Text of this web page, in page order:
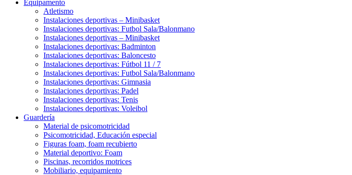
Equipamento
Atletismo
Instalaciones deportivas – Minibasket
Instalaciones deportivas: Futbol Sala/Balonmano
Instalaciones deportivas – Minibasket
Instalaciones deportivas: Badminton
Instalaciones deportivas: Baloncesto
Instalaciones deportivas: Fútbol 11 / 7
Instalaciones deportivas: Futbol Sala/Balonmano
Instalaciones deportivas: Gimnasia
Instalaciones deportivas: Padel
Instalaciones deportivas: Tenis
Instalaciones deportivas: Voleibol
Guardería
Material de psicomotricidad
Psicomotricidad, Educación especial
Figuras foam, foam recubierto
Material deportivo: Foam
Piscinas, recorridos motrices
Mobiliario, equipamiento